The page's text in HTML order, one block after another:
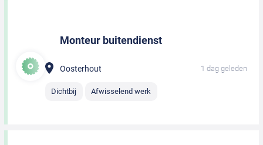
Monteur buitendienst
Oosterhout 1 dag geleden
Dichtbij Afwisselend werk